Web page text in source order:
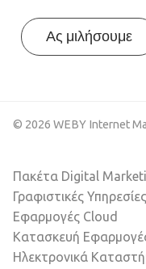
Ας μιλήσουμε
© 2026 WEBY Internet
Πακέτα Digital
Γραφιστικές Υπηρεσίες
Εφαρμογές Cloud
Κατασκευή
Ηλεκτρονικά